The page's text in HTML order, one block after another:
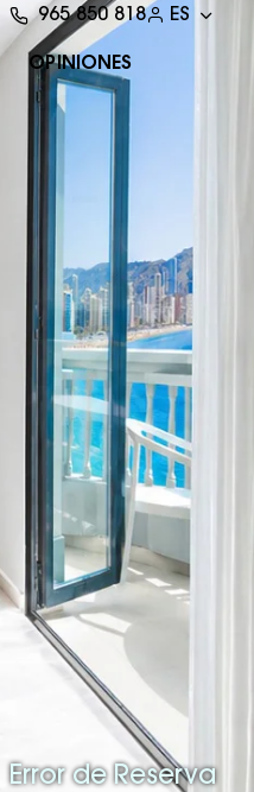
OPINIONES
965 850 818 ES
Error de Reserva